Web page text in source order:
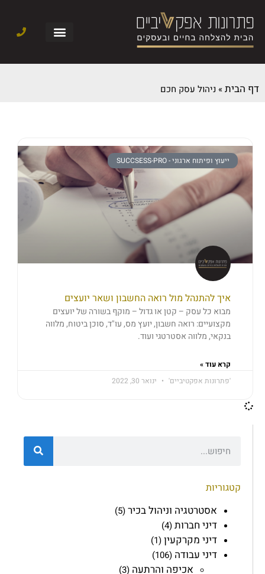
דף הבית» ניהול עסק חכם
ייעוץ ופיתוח ארגוני - SUCCSESS-PRO
איך להתנהל מול רואה החשבון ושאר יועצים
מבוא כל עסק – קטן או גדול – מוקף בשורה של יועצים
מקצועיים: רואה חשבון, יועץ מס, עו"ד, סוכן ביטוח, מלווה
בנקאי, מלווה אסטרטגי ועוד.
קרא עוד »
'פתרונות אפקטיביים'
ינואר 30, 2022
קטגוריות
אסטרטגיה וניהול בכיר(5)
דיני חברות(4)
דיני מקרקעין(1)
דיני עבודה (106)
אכיפה והרתעה (3)